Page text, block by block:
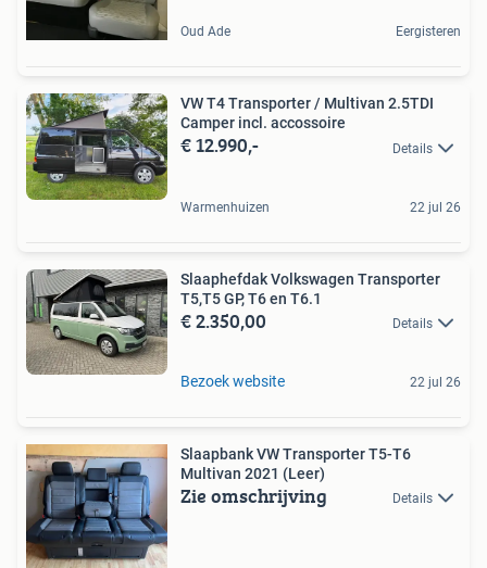
Oud Ade Eergisteren
VW T4 Transporter / Multivan 2.5TDI
Camper incl. accossoire
€ 12.990,- Details
Warmenhuizen 22 jul 26
Slaaphefdak Volkswagen Transporter
T5,T5 GP, T6 en T6.1
€ 2.350,00 Details
Bezoek website 22 jul 26
Slaapbank VW Transporter T5-T6
Multivan 2021 (Leer)
Zie omschrijving Details